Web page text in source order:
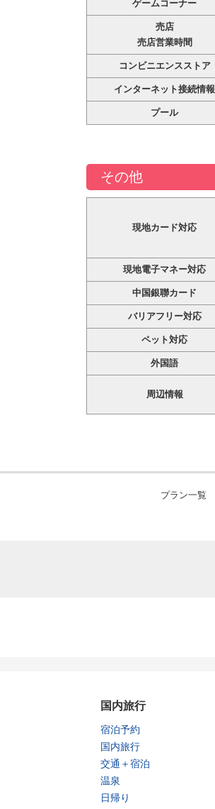
ゲームコーナー
売店
売店営業時間
コンビニエンスストア
インターネット接続情報
プール
その他
現地カード対応
現地電子マネー対応
中国銀聯カード
バリアフリー対応
ペット対応
外国語
周辺情報
プラン一覧
国内旅行
宿泊予約
国内旅行
交通＋宿泊
温泉
日帰り